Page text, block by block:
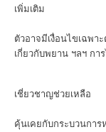
เพิ่มเติม
กา
ตัวอาจมีเงื่อนไขเฉพา
เกี่ยวกับพยาน ฯลฯ ก
5.
เชี่ยวชาญช่วยเหลือ
หา
คุ้นเคยกับกระบวนกา